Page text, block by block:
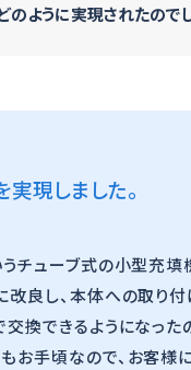
ように実現されたので
現しました。
チューブ式の小型充
改良し、本体への取り
換できるようになっ
お手頃なので、お客